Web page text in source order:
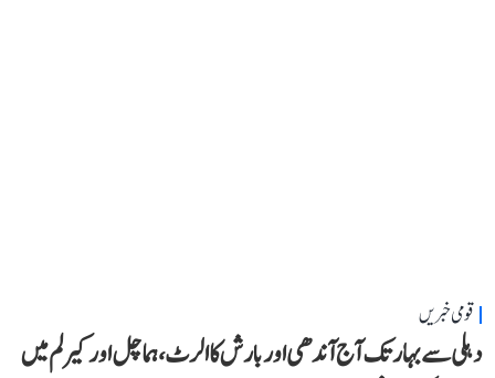
قومی خبریں
دہلی سے بہار تک آج آندھی اور بارش کا الرٹ، ہماچل اور کیرلم میں